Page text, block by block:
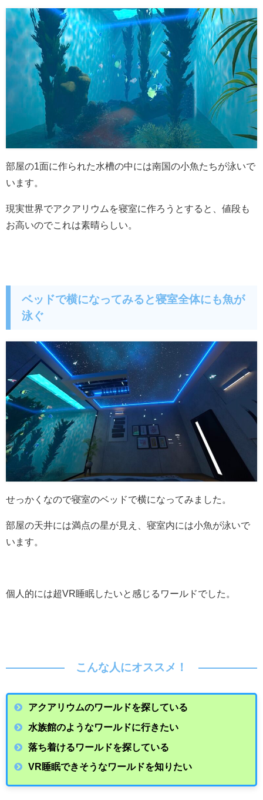
部屋の1面に作られた水槽の中には南国の小魚たちが泳いで
います。
現実世界でアクアリウムを寝室に作ろうとすると、値段も
お高いのでこれは素晴らしい。
ベッドで横になってみると寝室全体にも魚が
泳ぐ
せっかくなので寝室のベッドで横になってみました。
部屋の天井には満点の星が見え、寝室内には小魚が泳いで
います。
個人的には超VR睡眠したいと感じるワールドでした。
こんな人にオススメ！
アクアリウムのワールドを探している
水族館のようなワールドに行きたい
落ち着けるワールドを探している
VR睡眠できそうなワールドを知りたい